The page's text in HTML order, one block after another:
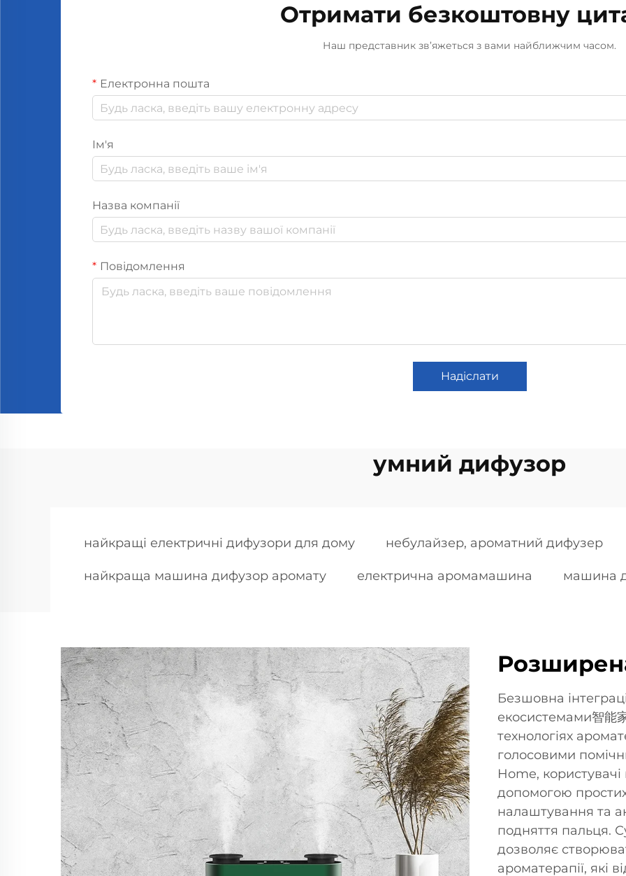
Отримати безкоштовну
Наш представник зв’яжеться з вами найближчим часом.
Електронна пошта
Ім'я
Назва компанії
Повідомлення
Надіслати
умний дифузор
найкращі електричні дифузори для дому небулайзер, ароматний дифузер
найкраща машина дифузор аромату електрична аромамашина машина
Безшовна
екосистемами智能
технологіях
голосовими
Home,
допомогою
налаштування та
подняття пальця.
дозволяє
ароматерапії, які